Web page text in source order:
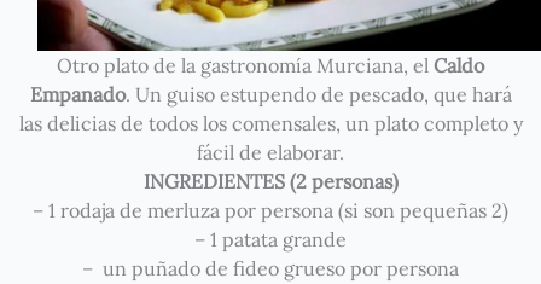
Otro plato de la gastronomía Murciana, el Caldo
Empanado. Un guiso estupendo de pescado, que hará
las delicias de todos los comensales, un plato completo y
fácil de elaborar.
INGREDIENTES (2 personas)
– 1 rodaja de merluza por persona (si son pequeñas 2)
– 1 patata grande
– un puñado de fideo grueso por persona